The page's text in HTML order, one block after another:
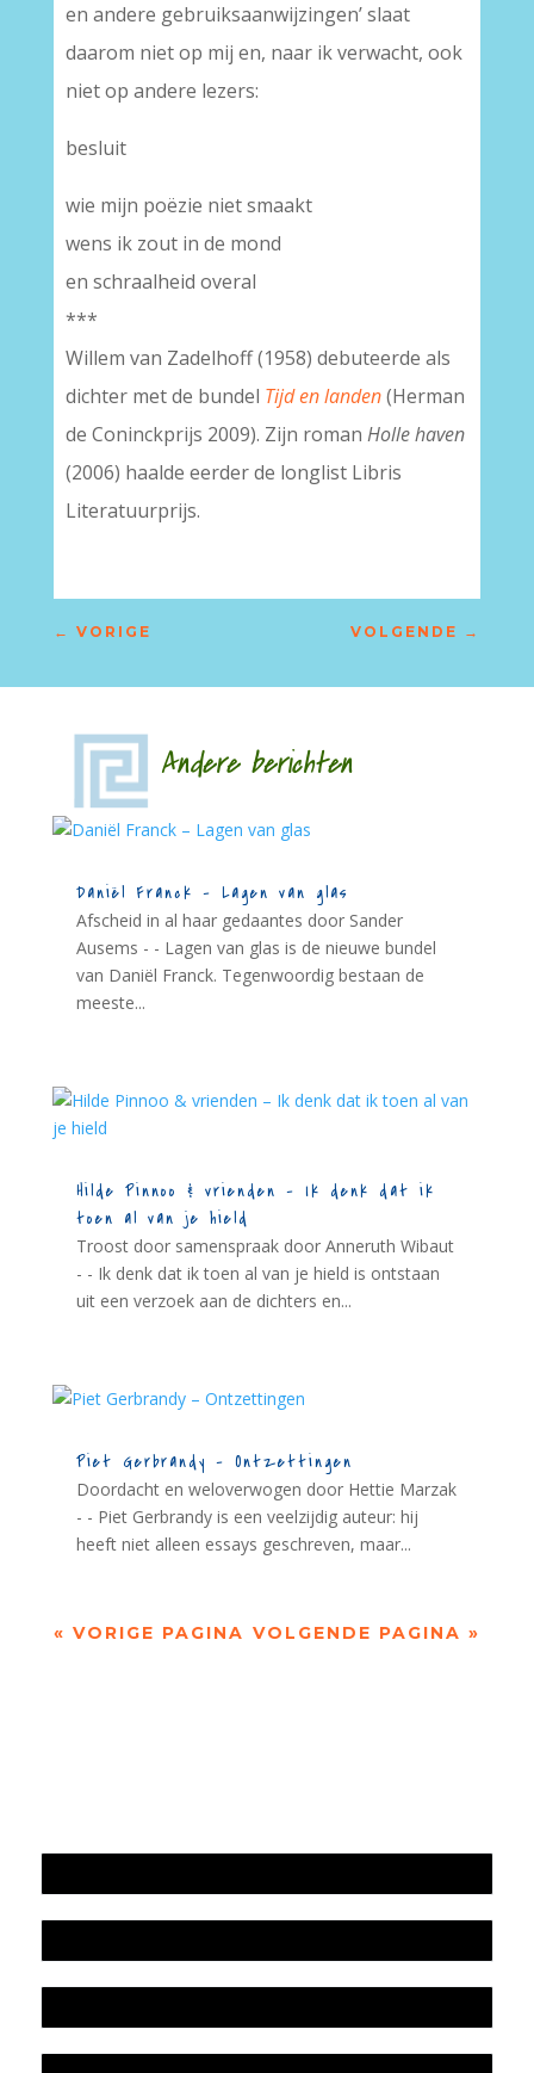
en andere gebruiksaanwijzingen’ slaat
daarom niet op mij en, naar ik verwacht, ook
niet op andere lezers:
besluit
wie mijn poëzie niet smaakt
wens ik zout in de mond
en schraalheid overal
***
Willem van Zadelhoff (1958) debuteerde als
dichter met de bundel Tijd en landen(Herman
de Coninckprijs 2009). Zijn roman Holle haven
(2006) haalde eerder de longlist Libris
Literatuurprijs.
← VORIGE VOLGENDE →
Andere berichten
Daniël Franck – Lagen van glas
Afscheid in al haar gedaantes door Sander
Ausems - - Lagen van glas is de nieuwe bundel
van Daniël Franck. Tegenwoordig bestaan de
meeste...
Hilde Pinnoo & vrienden – Ik denk dat ik
toen al van je hield
Troost door samenspraak door Anneruth Wibaut
- - Ik denk dat ik toen al van je hield is ontstaan
uit een verzoek aan de dichters en...
Piet Gerbrandy – Ontzettingen
Doordacht en weloverwogen door Hettie Marzak
- - Piet Gerbrandy is een veelzijdig auteur: hij
heeft niet alleen essays geschreven, maar...
« VORIGE PAGINA VOLGENDE PAGINA »